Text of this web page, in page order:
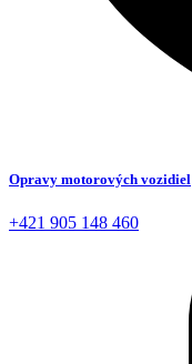
Opravy motorových vozidiel
+421 905 148 460